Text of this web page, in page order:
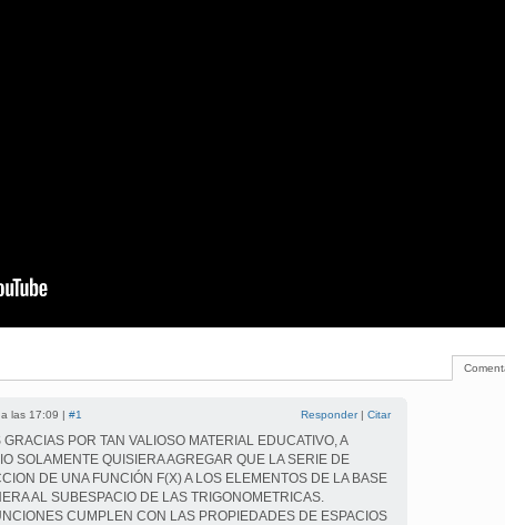
las 17:09 | #1 Responder| Citar
POR TAN VALIOSO MATERIAL EDUCATIVO, A
SOLAMENTE QUISIERA AGREGAR QUE LA SERIE DE
DE UNA FUNCIÓN F(X) A LOS ELEMENTOS DE LA BASE
AL SUBESPACIO DE LAS TRIGONOMETRICAS.
CUMPLEN CON LAS PROPIEDADES DE ESPACIOS